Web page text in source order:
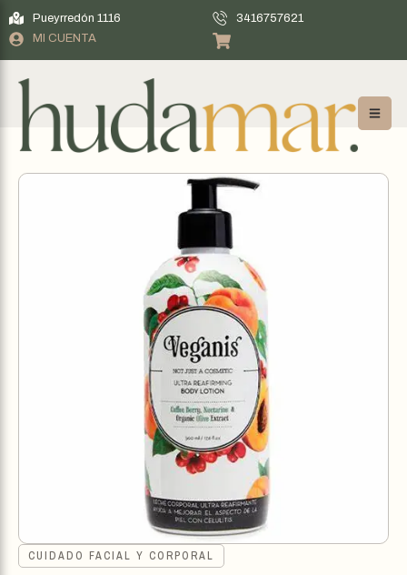
Pueyrredón 1116
3416757621
MI CUENTA
CUIDADO FACIAL Y CORPORAL